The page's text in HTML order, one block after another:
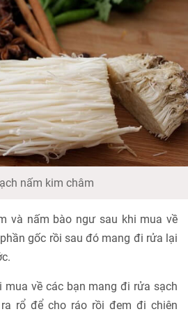
nấm kim châm
và nấm bào ngư sau khi mua về
gốc rồi sau đó mang đi rửa lại
mua về các bạn mang đi rửa sạch
rổ để cho ráo rồi đem đi chiên